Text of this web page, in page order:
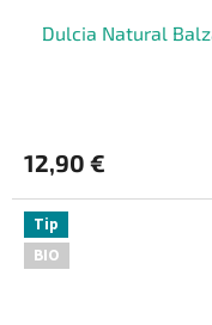
Dulcia Natural
12,90 €
Tip
BIO